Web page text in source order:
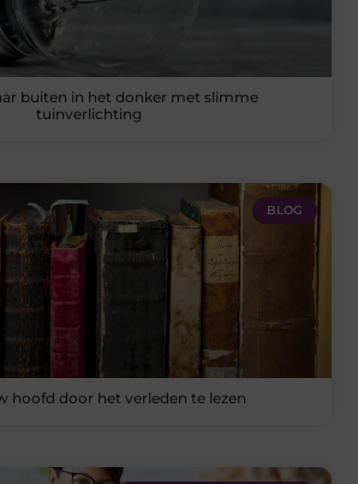
buiten in het donker met slimme
tuinverlichting
BLOG
hoofd door het verleden te lezen